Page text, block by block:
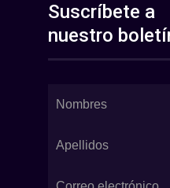
Suscríbete a
nuestro